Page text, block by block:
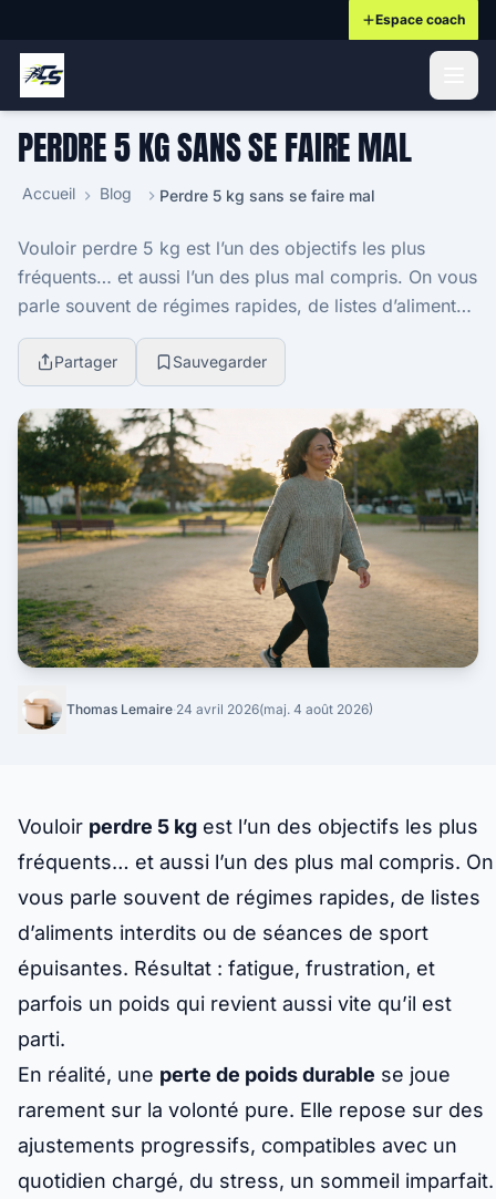
Espace coach
PERDRE 5 KG SANS SE FAIRE MAL
Accueil Blog Perdre 5 kg sans se faire mal
Vouloir perdre 5 kg est l’un des objectifs les plus
fréquents… et aussi l’un des plus mal compris. On vous
parle souvent de régimes rapides, de listes d’aliments
interdits ou de séances de sport épuis...
Partager Sauvegarder
Thomas Lemaire·24 avril 2026(maj. 4 août 2026)
Vouloir perdre 5 kg est l’un des objectifs les plus
fréquents… et aussi l’un des plus mal compris. On
vous parle souvent de régimes rapides, de listes
d’aliments interdits ou de séances de sport
épuisantes. Résultat : fatigue, frustration, et
parfois un poids qui revient aussi vite qu’il est
parti.
En réalité, une perte de poids durable se joue
rarement sur la volonté pure. Elle repose sur des
ajustements progressifs, compatibles avec un
quotidien chargé, du stress, un sommeil imparfait.